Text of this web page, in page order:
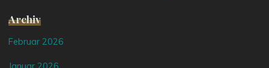
Archiv
Februar 2026